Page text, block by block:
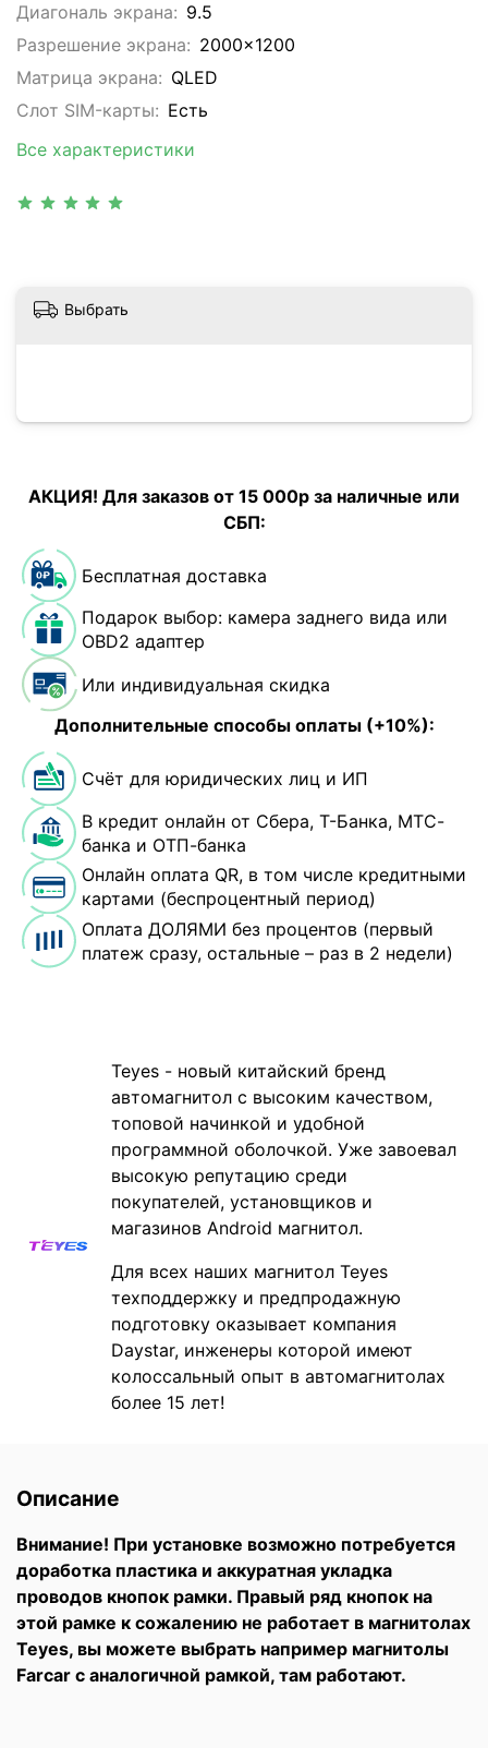
Диагональ экрана: 9.5
Разрешение экрана: 2000x1200
Матрица экрана: QLED
Слот SIM-карты: Eсть
Все характеристики
Выбрать
АКЦИЯ! Для заказов от 15 000р за наличные или
СБП:
Бесплатная доставка
Подарок выбор: камера заднего вида или
OBD2 адаптер
Или индивидуальная скидка
Дополнительные способы оплаты (+10%):
Счёт для юридических лиц и ИП
В кредит онлайн от Сбера, Т-Банка, МТС-
банка и ОТП-банка
Онлайн оплата QR, в том числе кредитными
картами (беспроцентный период)
Оплата ДОЛЯМИ без процентов (первый
платеж сразу, остальные – раз в 2 недели)
Teyes - новый китайский бренд
автомагнитол с высоким качеством,
топовой начинкой и удобной
программной оболочкой. Уже завоевал
высокую репутацию среди
покупателей, установщиков и
магазинов Android магнитол.
Для всех наших магнитол Teyes
техподдержку и предпродажную
подготовку оказывает компания
Daystar, инженеры которой имеют
колоссальный опыт в автомагнитолах
более 15 лет!
Описание
Внимание! При установке возможно потребуется
доработка пластика и аккуратная укладка
проводов кнопок рамки. Правый ряд кнопок на
этой рамке к сожалению не работает в магнитолах
Teyes, вы можете выбрать например магнитолы
Farcar с аналогичной рамкой, там работают.